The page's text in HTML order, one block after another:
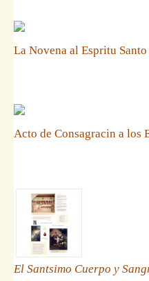
La Novena al Espritu
Acto de Consagracin a los
El Santsimo Cuerpo y